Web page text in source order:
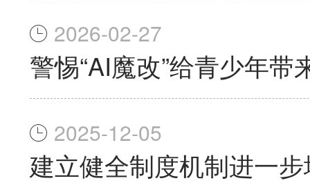
2026-02-27
警惕“AI魔改”给青少年带
2025-12-05
建立健全制度机制进一